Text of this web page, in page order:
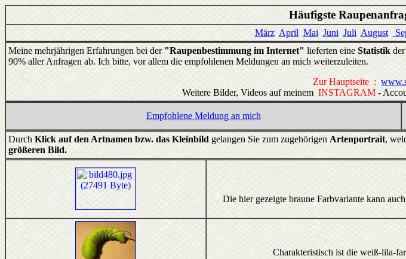
Häufigste
März April Mai Juni Juli August
Meine mehrjährigen Erfahrungen bei der "Raupenbestimmung im Internet" lieferten eine Statistik der
90% aller Anfragen ab. Ich bitte, vor allem die empfohlenen Meldungen an mich weiterzuleiten.
Zur Hauptseite :
Weitere Bilder, Videos auf meinem INSTAGRAM -
Empfohlene Meldung an mich
Durch Klick auf den Artnamen bzw. das Kleinbild gelangen Sie zum zugehörigen Artenportrait,
größeren Bild.
Die hier gezeigte braune Farbvariante kann
Charakteristisch ist die weiß-lila-